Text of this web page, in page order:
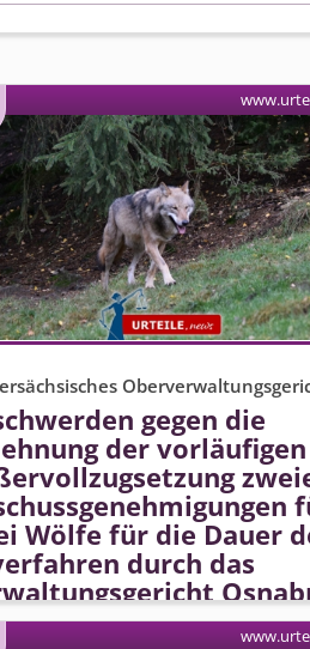
gegen die
der vorläufigen
Wölfe für die Dauer
durch das